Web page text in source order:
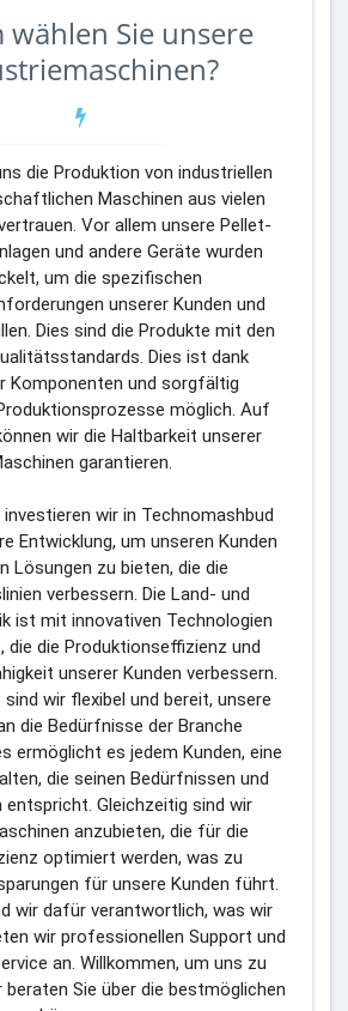
wählen Sie unsere
die Produktion von industriellen
Maschinen aus vielen
Vor allem unsere Pellet-
und andere Geräte wurden
um die spezifischen
unserer Kunden und
Dies sind die Produkte mit den
Dies ist dank
Komponenten und sorgfältig
möglich. Auf
wir die Haltbarkeit unserer
garantieren.
investieren wir in Technomashbud
Entwicklung, um unseren Kunden
Lösungen zu bieten, die die
verbessern. Die Land- und
ist mit innovativen Technologien
die Produktionseffizienz und
unserer Kunden verbessern.
sind wir flexibel und bereit, unsere
die Bedürfnisse der Branche
ermöglicht es jedem Kunden, eine
die seinen Bedürfnissen und
entspricht. Gleichzeitig sind wir
anzubieten, die für die
optimiert werden, was zu
für unsere Kunden führt.
wir dafür verantwortlich, was wir
wir professionellen Support und
an. Willkommen, um uns zu
beraten Sie über die bestmöglichen